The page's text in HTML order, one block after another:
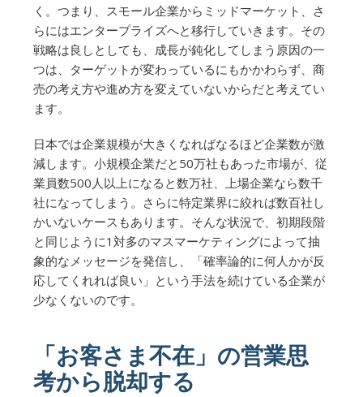
く。つまり、スモール企業からミッドマーケット、さ
らにはエンタープライズへと移行していきます。その
戦略は良しとしても、成長が鈍化してしまう原因の一
つは、ターゲットが変わっているにもかかわらず、商
売の考え方や進め方を変えていないからだと考えてい
ます。
日本では企業規模が大きくなればなるほど企業数が激
減します。小規模企業だと50万社もあった市場が、従
業員数500人以上になると数万社、上場企業なら数千
社になってしまう。さらに特定業界に絞れば数百社し
かいないケースもあります。そんな状況で、初期段階
と同じように1対多のマスマーケティングによって抽
象的なメッセージを発信し、「確率論的に何人かが反
応してくれれば良い」という手法を続けている企業が
少なくないのです。
「お客さま不在」の営業思
考から脱却する